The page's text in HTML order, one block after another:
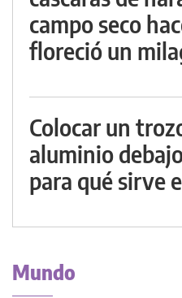
campo seco
floreció un
Colocar un
aluminio
para qué sirve
Mundo